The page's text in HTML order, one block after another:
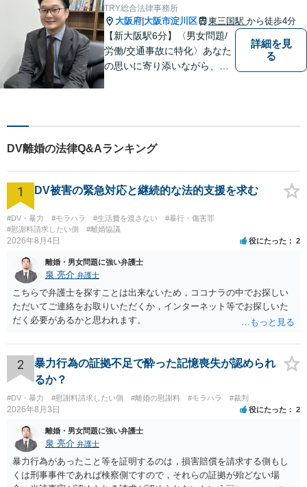
談にいらしてください。【休
日夜間相談可】
TRY総合法律事務所
大阪府 大阪市淀川区 東三国駅 から徒歩4分
【新大阪駅6分】〈男女問題/
労働/交通事故に特化〉あなた
の思いに寄り添いながら、明
据えた解決を目指します。
【メール・電話面談可】【東
三国駅4分】
詳細を見
る
DV離婚の法律Q&Aランキング
1 DV被害の緊急対応と継続的な法的支援を求む
#DV・暴力 #モラハラ #生活費を渡さない
#暴行・傷害罪
#慰謝料請求したい側
#離婚協議
2026年8月4日 役にたった 2
離婚・男女問題に強い弁護士
泉 亮介 弁護士
こちらで弁護士を探すことは出来ないため，ココナラの中でお探しい
ただいてご連絡をお取りいただくか，インターネット等でお探しいた
だく必要があるかと思われます。
2
暴力行為の証拠不足で酔った記憶喪失が認められ
るか？
#DV・暴力 #慰謝料請求したい側 #離婚の慰謝料 #モラハラ #裁判
2026年8月3日 役にたった 2
離婚・男女問題に強い弁護士
泉 亮介 弁護士
暴力行為があったこと等を証明するのは，損害賠償を請求する側もし
くは刑事事件であれば検察側ですので，それらの証拠が殆どない場